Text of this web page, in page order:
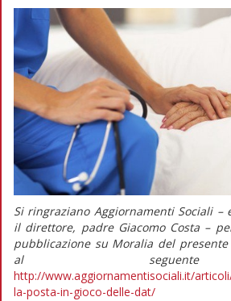
Si ringraziano Aggiornamenti Sociali
il direttore, padre Giacomo Costa –
pubblicazione su Moralia del
al
http://www.aggiornamentisociali.it/
la-posta-in-gioco-delle-dat/